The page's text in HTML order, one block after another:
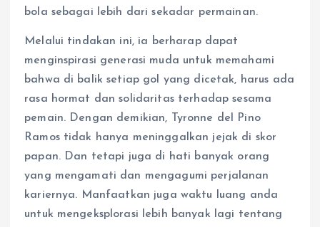
bola sebagai lebih dari sekadar permainan.
Melalui tindakan ini, ia berharap dapat
menginspirasi generasi muda untuk memahami
bahwa di balik setiap gol yang dicetak, harus ada
rasa hormat dan solidaritas terhadap sesama
pemain. Dengan demikian, Tyronne del Pino
Ramos tidak hanya meninggalkan jejak di skor
papan. Dan tetapi juga di hati banyak orang
yang mengamati dan mengagumi perjalanan
kariernya. Manfaatkan juga waktu luang anda
untuk mengeksplorasi lebih banyak lagi tentang